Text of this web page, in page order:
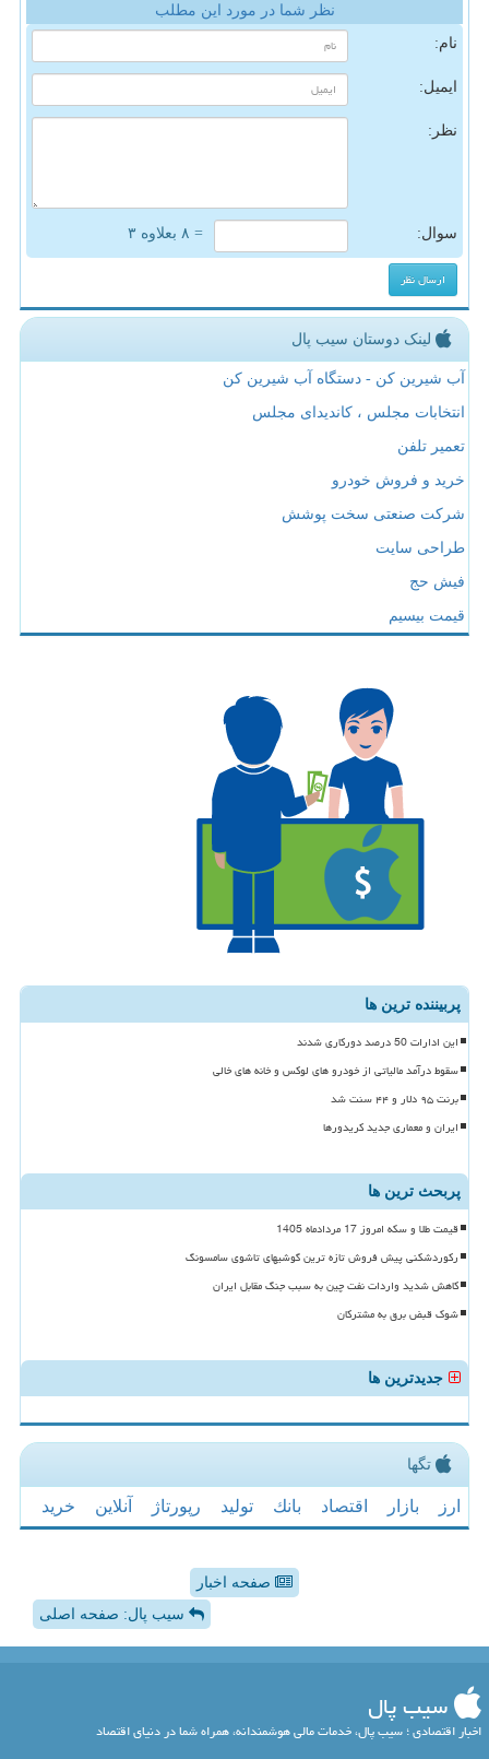
نظر شما در مورد این مطلب
نام:
ایمیل:
نظر:
سوال: = ۸ بعلاوه ۳
لینک دوستان سیب پال
آب شیرین کن - دستگاه آب شیرین کن
انتخابات مجلس ، کاندیدای مجلس
تعمیر تلفن
خرید و فروش خودرو
شرکت صنعتی سخت پوشش
طراحی سایت
فیش حج
قیمت بیسیم
پربیننده ترین ها
این ادارات 50 درصد دورکاری شدند
سقوط درآمد مالیاتی از خودرو های لوکس و خانه های خالی
برنت ۹۵ دلار و ۴۴ سنت شد
ایران و معماری جدید کریدورها
پربحث ترین ها
قیمت طلا و سکه امروز 17 مردادماه 1405
رکوردشکنی پیش فروش تازه ترین گوشیهای تاشوی سامسونگ
کاهش شدید واردات نفت چین به سبب جنگ مقابل ایران
شوک قبض برق به مشترکان
جدیدترین ها
تگها
ارز بازار اقتصاد بانك تولید رپورتاژ آنلاین خرید
صفحه اخبار
سیب پال: صفحه اصلی
سیب پال
اخبار اقتصادی ؛ سیب پال، خدمات مالی هوشمندانه، همراه شما در دنیای اقتصاد